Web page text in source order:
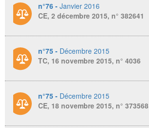
n°76 - Janvier 2016
CE, 2 décembre 2015, n° 382641
n°75 - Décembre 2015
TC, 16 novembre 2015, n° 4036
n°75 - Décembre 2015
CE, 18 novembre 2015, n° 373568